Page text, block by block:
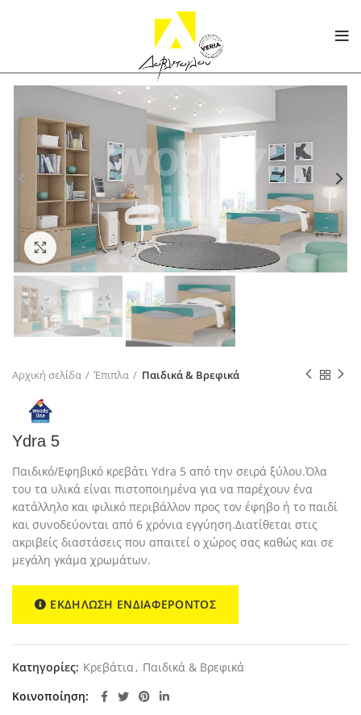
Click to enlarge
Αρχική σελίδα Έπιπλα Παιδικά & Βρεφικά
Ydra 5
Παιδικό/Εφηβικό κρεβάτι Ydra 5 από την σειρά ξύλου.Όλα
του τα υλικά είναι πιστοποιημένα για να παρέχουν ένα
κατάλληλο και φιλικό περιβάλλον προς τον έφηβο ή το παιδί
και συνοδεύονται από 6 χρόνια εγγύηση.Διατίθεται στις
ακριβείς διαστάσεις που απαιτεί ο χώρος σας καθώς και σε
μεγάλη γκάμα χρωμάτων.
ΕΚΔΗΛΩΣΗ ΕΝΔΙΑΦΕΡΟΝΤΟΣ
Κατηγορίες: Κρεβάτια, Παιδικά & Βρεφικά
Κοινοποίηση